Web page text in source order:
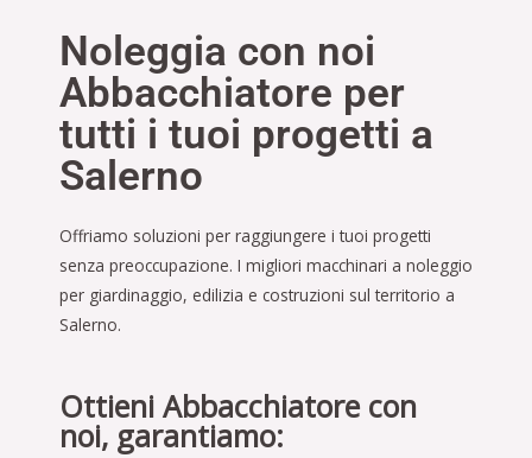
Noleggia con noi
Abbacchiatore per
tutti i tuoi progetti a
Salerno
Offriamo soluzioni per raggiungere i tuoi progetti
senza preoccupazione. I migliori macchinari a noleggio
per giardinaggio, edilizia e costruzioni sul territorio a
Salerno.
Ottieni Abbacchiatore con
noi, garantiamo: